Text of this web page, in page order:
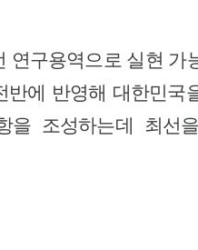
연구용역으로 실현 가
반에 반영해 대한민국
을 조성하는데 최선